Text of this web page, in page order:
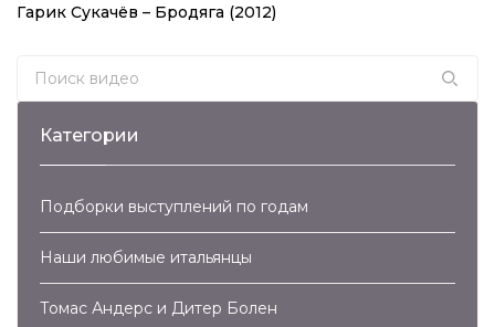
Гарик Сукачёв – Бродяга (2012)
Search for:
Категории
Подборки выступлений по годам
Наши любимые итальянцы
Томас Андерс и Дитер Болен